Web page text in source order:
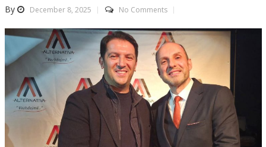
By December 8, 2025 No Comments